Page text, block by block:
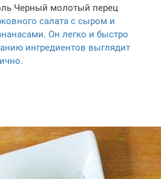
Черный молотый перец
салата с сыром и
Он легко и быстро
ингредиентов выглядит